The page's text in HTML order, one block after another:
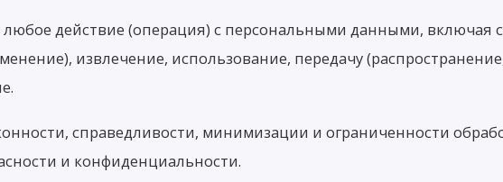
действие (операция) с персональными данными, включая
извлечение, использование, передачу
справедливости, минимизации и ограниченности
и конфиденциальности.